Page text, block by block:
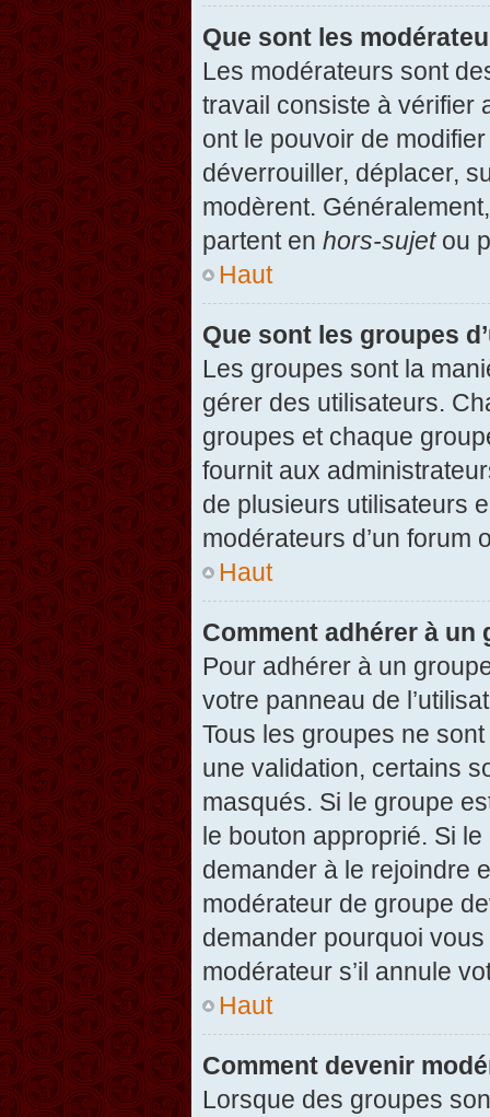
Que sont les
Les modérateurs sont
travail consiste à vérifier
ont le pouvoir de
déverrouiller, déplacer,
modèrent.
partent en hors-sujetou
Haut
Que sont les groupes
Les groupes sont la
gérer des utilisateurs.
groupes et chaque
fournit aux
de plusieurs utilisateurs
modérateurs d’un forum
Haut
Comment adhérer à un
Pour adhérer à un
votre panneau de
Tous les groupes ne
une validation, certains
masqués. Si le groupe
le bouton approprié. Si
demander à le rejoindre
modérateur de groupe
demander pourquoi
modérateur s’il annule
Haut
Comment devenir
Lorsque des groupes